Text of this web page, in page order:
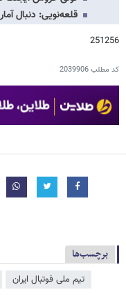
قلعه‌نویی: دنبال
251256
کد مطلب2039906
برچسب‌ها
تیم ملی فوتبال ایران